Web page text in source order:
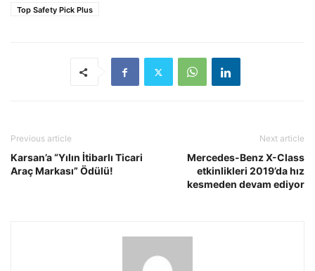
Top Safety Pick Plus
Previous article
Karsan’a “Yılın İtibarlı Ticari
Araç Markası” Ödülü!
Next article
Mercedes-Benz X-Class
etkinlikleri 2019’da hız
kesmeden devam ediyor